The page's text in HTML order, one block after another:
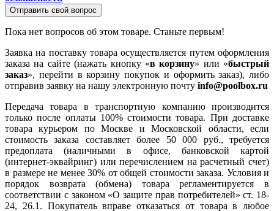
Отправить свой вопрос
Пока нет вопросов об этом товаре. Станьте первым!
Заявка на поставку товара осуществляется путем оформления
заказа на сайте (нажать кнопку «в корзину» или «быстрый
заказ», перейти в корзину покупок и оформить заказ), либо
отправив заявку на нашу электронную почту info@poolbox.ru
Передача товара в транспортную компанию производится
только после оплаты 100% стоимости товара. При доставке
товара курьером по Москве и Московской области, если
стоимость заказа составляет более 50 000 руб., требуется
предоплата (наличными в офисе, банковской картой
(интернет-эквайринг) или перечислением на расчетный счет)
в размере не менее 30% от общей стоимости заказа. Условия и
порядок возврата (обмена) товара регламентируется в
соответствии с законом «О защите прав потребителей» ст. 18-
24, 26.1. Покупатель вправе отказаться от товара в любое